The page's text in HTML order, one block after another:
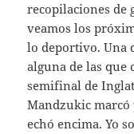
recopilaciones de
veamos los
lo deportivo. Una
alguna de las que
semifinal de
Mandzukic marcó
echó encima. Yo